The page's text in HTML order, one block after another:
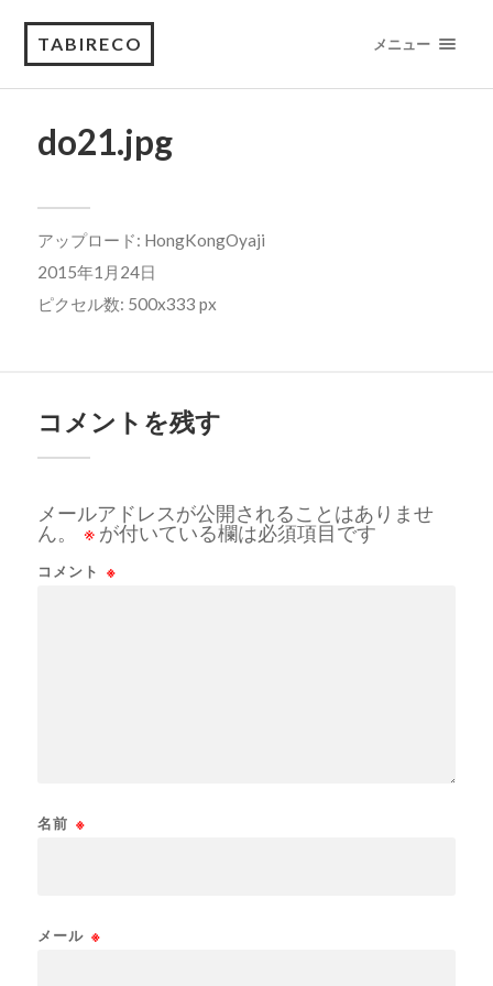
TABIRECO メニュー
do21.jpg
アップロード: HongKongOyaji
2015年1月24日
ピクセル数: 500x333 px
コメントを残す
メールアドレスが公開されることはありませ
ん。
※ が付いている欄は必須項目です
コメント ※
名前 ※
メール ※